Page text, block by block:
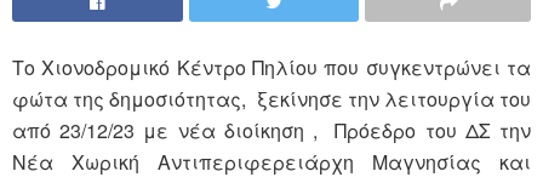
Tο Χιονοδρομικό Κέντρο Πηλίου που συγκεντρώνει τα
φώτα της δημοσιότητας, ξεκίνησε την λειτουργία του
από 23/12/23 με νέα διοίκηση , Πρόεδρο του ΔΣ την
Νέα Χωρική Αντιπεριφερειάρχη Μαγνησίας και